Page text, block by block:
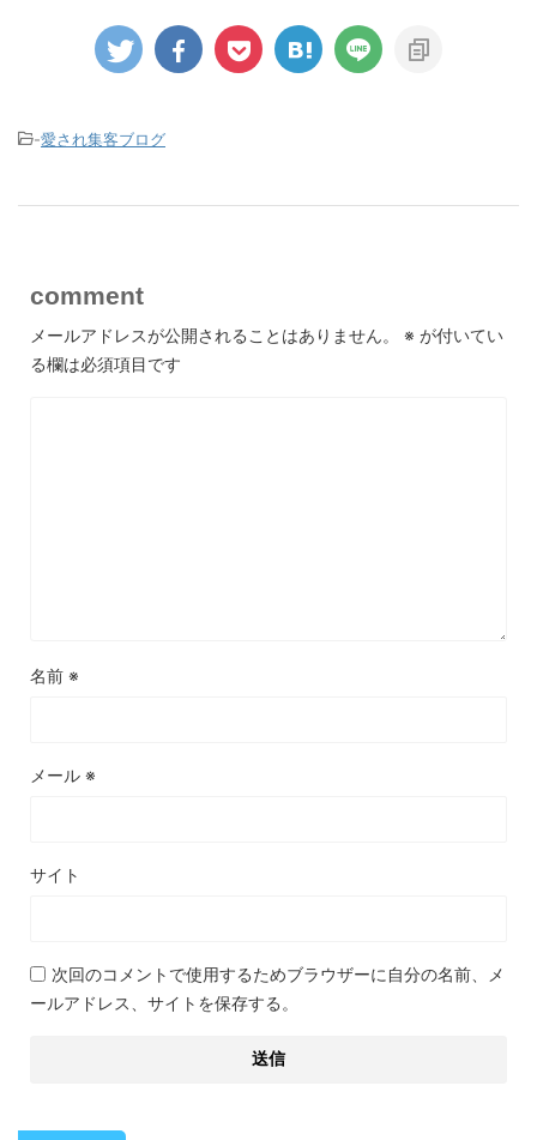
-愛され集客ブログ
comment
メールアドレスが公開されることはありません。 ※ が付いてい
る欄は必須項目です
名前 ※
メール ※
サイト
次回のコメントで使用するためブラウザーに自分の名前、メ
ールアドレス、サイトを保存する。